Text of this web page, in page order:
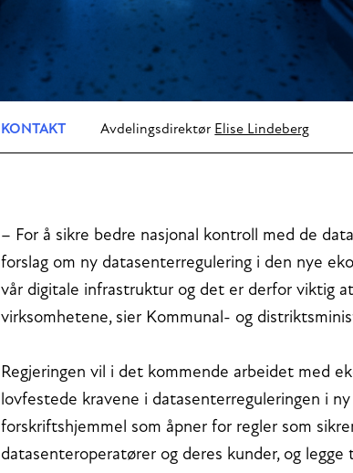
KONTAKT Avdelingsdirektør Elise Lindeberg
– For å sikre bedre nasjonal kontroll med de
forslag om ny datasenterregulering i den nye
vår digitale infrastruktur og det er derfor viktig
virksomhetene, sier Kommunal- og
Regjeringen vil i det kommende arbeidet med
lovfestede kravene i datasenterreguleringen i
forskriftshjemmel som åpner for regler som
datasenteroperatører og deres kunder, og